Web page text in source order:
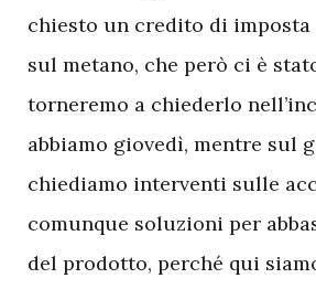
chiesto un credito di imposta
sul metano, che però ci è
torneremo a chiederlo
abbiamo giovedì, mentre sul
chiediamo interventi sulle
comunque soluzioni per
del prodotto, perché qui